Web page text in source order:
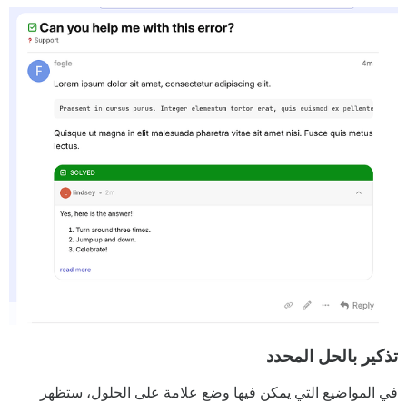
تذكير بالحل المحدد
في المواضيع التي يمكن فيها وضع علامة على الحلول، ستظهر